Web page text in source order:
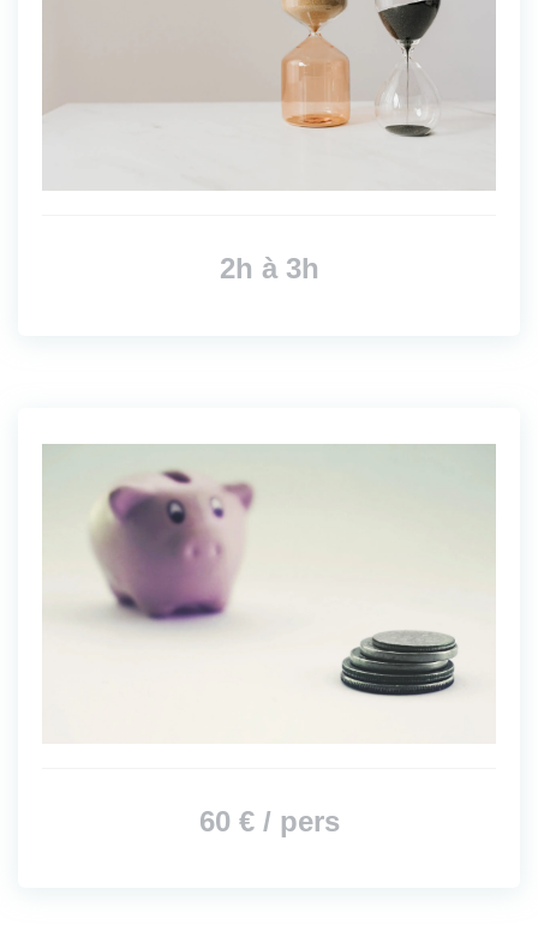
2h à 3h
60 € / pers